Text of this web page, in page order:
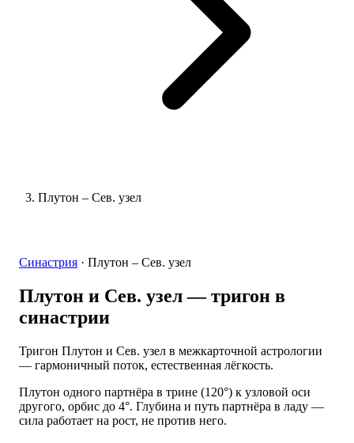
Плутон – Сев. узел
Синастрия · Плутон – Сев. узел
Плутон и Сев. узел— тригон в
синастрии
Тригон Плутон и Сев. узел в межкарточной астрологии
— гармоничный поток, естественная лёгкость.
Плутон одного партнёра в трине (120°) к узловой оси
другого, орбис до 4°. Глубина и путь партнёра в ладу —
сила работает на рост, не против него.